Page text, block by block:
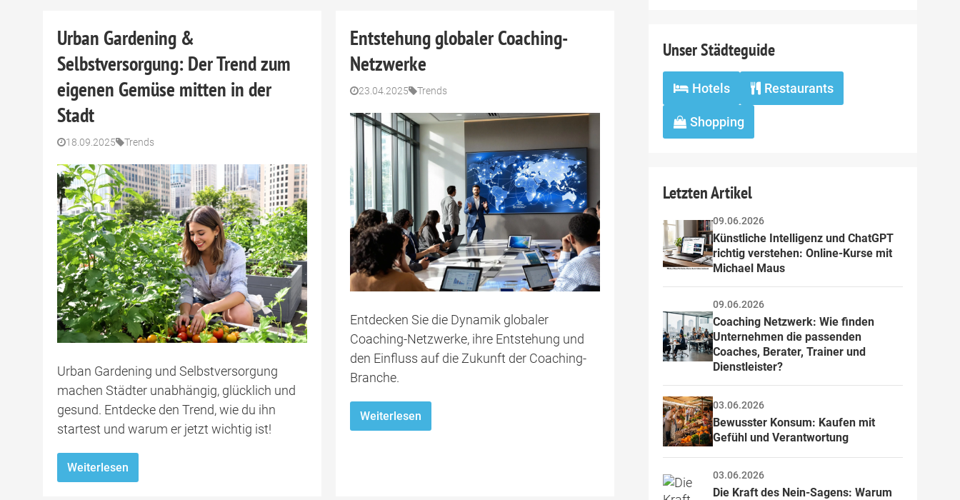
Urban Gardening &
Selbstversorgung: Der Trend zum
eigenen Gemüse mitten in der
Stadt
18.09.2025 Trends
Urban Gardening und Selbstversorgung
machen Städter unabhängig, glücklich und
gesund. Entdecke den Trend, wie du ihn
startest und warum er jetzt wichtig ist!
Weiterlesen
Entstehung globaler Coaching-
Netzwerke
23.04.2025 Trends
Entdecken Sie die Dynamik globaler
Coaching-Netzwerke, ihre Entstehung und
den Einfluss auf die Zukunft der Coaching-
Branche.
Weiterlesen
Unser Städteguide
Hotels Restaurants
Shopping
Letzten Artikel
09.06.2026
Künstliche Intelligenz und ChatGPT
richtig verstehen: Online-Kurse mit
Michael Maus
09.06.2026
Coaching Netzwerk: Wie finden
Unternehmen die passenden
Coaches, Berater, Trainer und
Dienstleister?
03.06.2026
Bewusster Konsum: Kaufen mit
Gefühl und Verantwortung
03.06.2026
Die Kraft des Nein-Sagens: Warum